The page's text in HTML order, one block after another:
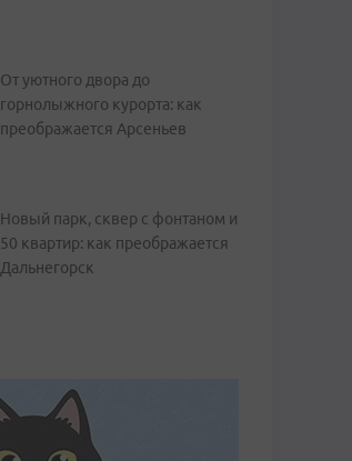
От уютного двора до
горнолыжного курорта: как
преображается Арсеньев
Новый парк, сквер с фонтаном и
50 квартир: как преображается
Дальнегорск